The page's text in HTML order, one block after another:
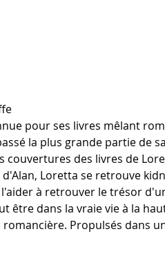
pour ses livres mêlant
la plus grande partie de
des livres de
Loretta se retrouve
à retrouver le trésor
être dans la vraie vie à la
romancière. Propulsés dans